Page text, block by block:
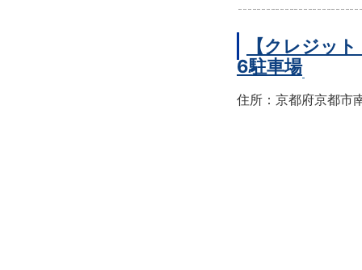
【クレジッ
6駐車場
住所：京都府京都市